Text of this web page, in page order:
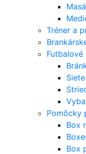
Tréner a
Siete
Pomôcky
Box
Box